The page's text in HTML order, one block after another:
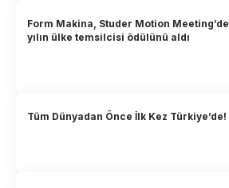
Form Makina, Studer Motion Meeting’de
yılın ülke temsilcisi ödülünü aldı
Tüm Dünyadan Önce İlk Kez Türkiye’de!